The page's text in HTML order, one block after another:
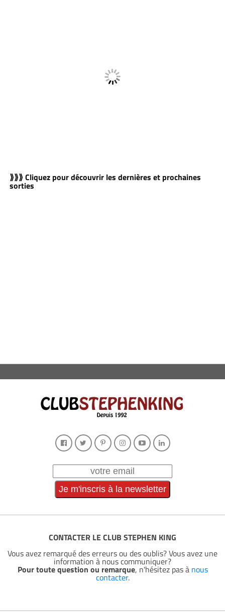
⟫⟫⟫ Cliquez pour découvrir les dernières et prochaines
sorties
CONTACTER LE CLUB STEPHEN KING
Vous avez remarqué des erreurs ou des oublis? Vous avez une
information à nous communiquer?
Pour toute question ou remarque, n'hésitez pas à nous
contacter.